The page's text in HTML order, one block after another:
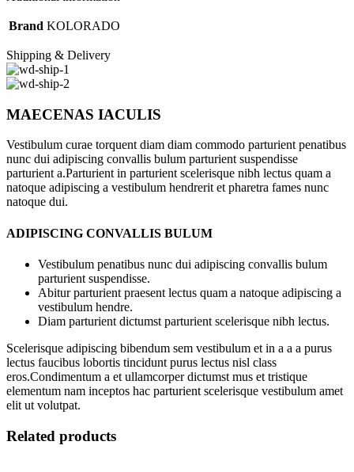
Brand KOLORADO
Shipping & Delivery
MAECENAS IACULIS
Vestibulum curae torquent diam diam commodo parturient penatibus
nunc dui adipiscing convallis bulum parturient suspendisse
parturient a.Parturient in parturient scelerisque nibh lectus quam a
natoque adipiscing a vestibulum hendrerit et pharetra fames nunc
natoque dui.
ADIPISCING CONVALLIS BULUM
Vestibulum penatibus nunc dui adipiscing convallis bulum
parturient suspendisse.
Abitur parturient praesent lectus quam a natoque adipiscing a
vestibulum hendre.
Diam parturient dictumst parturient scelerisque nibh lectus.
Scelerisque adipiscing bibendum sem vestibulum et in a a a purus
lectus faucibus lobortis tincidunt purus lectus nisl class
eros.Condimentum a et ullamcorper dictumst mus et tristique
elementum nam inceptos hac parturient scelerisque vestibulum amet
elit ut volutpat.
Related products